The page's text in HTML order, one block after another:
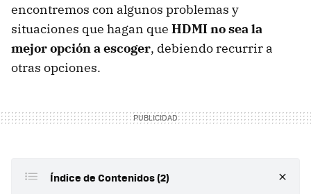
encontremos con algunos problemas y
situaciones que hagan que HDMI no sea la
mejor opción a escoger, debiendo recurrir a
otras opciones.
Índice de Contenidos (2)